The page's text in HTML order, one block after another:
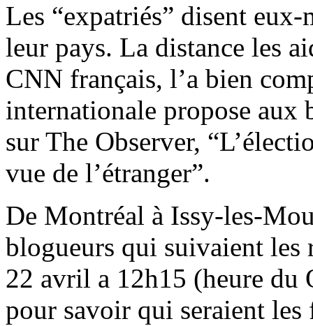
Les “expatriés” disent
leur pays. La distance les
CNN français, l’a bien
internationale propose aux
sur The Observer,
vue de l’étranger”.
De Montréal à Issy-les-
blogueurs qui suivaient les
22 avril a 12h15 (heure du
pour savoir qui seraient